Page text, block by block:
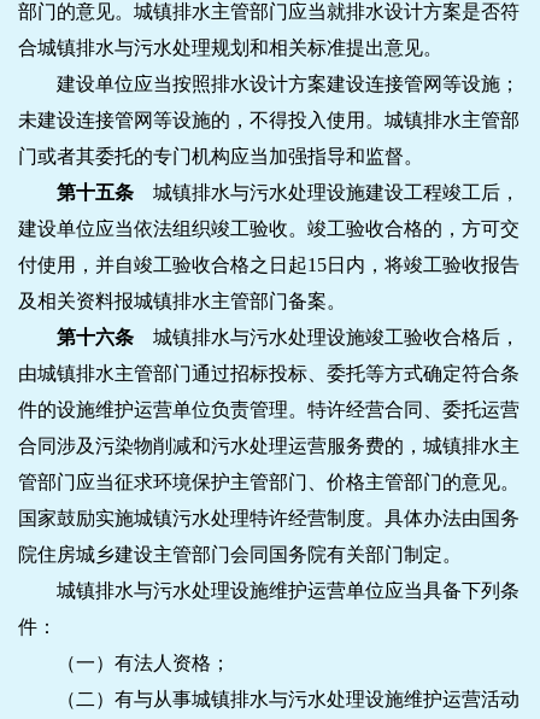
部门的意见。城镇排水主管部门应当就排水设计方案是否符
合城镇排水与污水处理规划和相关标准提出意见。
建设单位应当按照排水设计方案建设连接管网等设施；
未建设连接管网等设施的，不得投入使用。城镇排水主管部
门或者其委托的专门机构应当加强指导和监督。
第十五条 城镇排水与污水处理设施建设工程竣工后，
建设单位应当依法组织竣工验收。竣工验收合格的，方可交
付使用，并自竣工验收合格之日起15日内，将竣工验收报告
及相关资料报城镇排水主管部门备案。
第十六条 城镇排水与污水处理设施竣工验收合格后，
由城镇排水主管部门通过招标投标、委托等方式确定符合条
件的设施维护运营单位负责管理。特许经营合同、委托运营
合同涉及污染物削减和污水处理运营服务费的，城镇排水主
管部门应当征求环境保护主管部门、价格主管部门的意见。
国家鼓励实施城镇污水处理特许经营制度。具体办法由国务
院住房城乡建设主管部门会同国务院有关部门制定。
城镇排水与污水处理设施维护运营单位应当具备下列条
件：
（一）有法人资格；
（二）有与从事城镇排水与污水处理设施维护运营活动